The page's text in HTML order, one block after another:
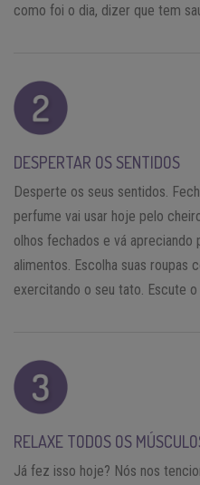
como foi o dia, dizer que tem
DESPERTAR OS SENTIDOS
Desperte os seus sentidos.
perfume vai usar hoje pelo
olhos fechados e vá
alimentos. Escolha suas roupas
exercitando o seu tato. Escute
RELAXE TODOS OS
Já fez isso hoje? Nós nos